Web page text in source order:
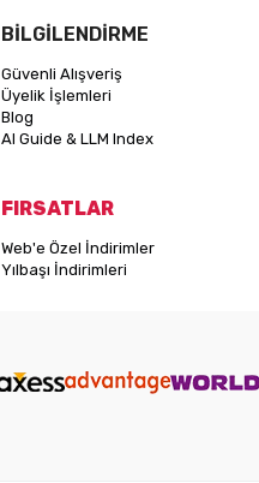
BİLGİLENDİRME
Güvenli Alışveriş
Üyelik İşlemleri
Blog
AI Guide & LLM Index
FIRSATLAR
Web'e Özel İndirimler
Yılbaşı İndirimleri